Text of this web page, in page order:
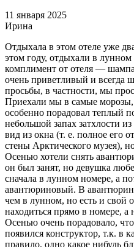
11 января 2025
Ирина
Отдыхала в этом отеле уже
этом году, отдыхали в
комплимент от отеля —
очень приветливый и всегда
просьбы, в частности, мы
Приехали мы в самые
особенно порадовал теплый
небольшой запах затхлости
вид из окна (т. е. полное его
стены Арктического музея),
Осенью хотели снять
он был занят, но девушка
сначала в лунном номере, а
авантюриновый. В
чем в лунном, но есть и свой
находиться прямо в номере,
Осенью очень порадовало,
появился конструктор, т.к. в
правило, одно какое нибудь